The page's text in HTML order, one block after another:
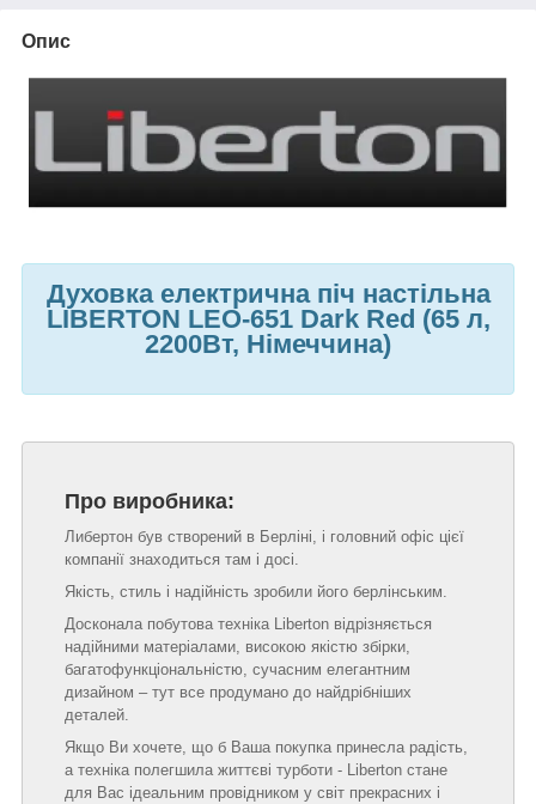
Опис
Духовка електрична піч настільна
LIBERTON LEO-651 Dark Red (65 л,
2200Вт, Німеччина)
Про виробника:
Либертон був створений в Берліні, і головний офіс цієї
компанії знаходиться там і досі.
Якість, стиль і надійність зробили його берлінським.
Досконала побутова техніка Liberton відрізняється
надійними матеріалами, високою якістю збірки,
багатофункціональністю, сучасним елегантним
дизайном – тут все продумано до найдрібніших
деталей.
Якщо Ви хочете, що б Ваша покупка принесла радість,
а техніка полегшила життєві турботи - Liberton стане
для Вас ідеальним провідником у світ прекрасних і